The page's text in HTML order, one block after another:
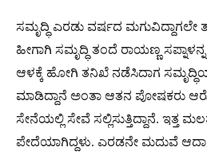
ಸಮೃದ್ಧಿ ಎರಡು ವರ್ಷದ ಮಗುವಿದ್ದಾಗಲೇ
ಹೀಗಾಗಿ ಸಮೃದ್ಧಿ ತಂದೆ ರಾಯಣ್ಣ
ಆಳಕ್ಕೆ ಹೋಗಿ ತನಿಖೆ ನಡೆಸಿದಾಗ
ಮಾಡಿದ್ದಾನೆ ಅಂತಾ ಆತನ ಪೋಷಕರು
ಸೇನೆಯಲ್ಲಿ ಸೇವೆ ಸಲ್ಲಿಸುತ್ತಿದ್ದಾನೆ‌.
ಪೇದೆಯಾಗಿದ್ದಳು. ಎರಡನೇ ಮದುವೆ